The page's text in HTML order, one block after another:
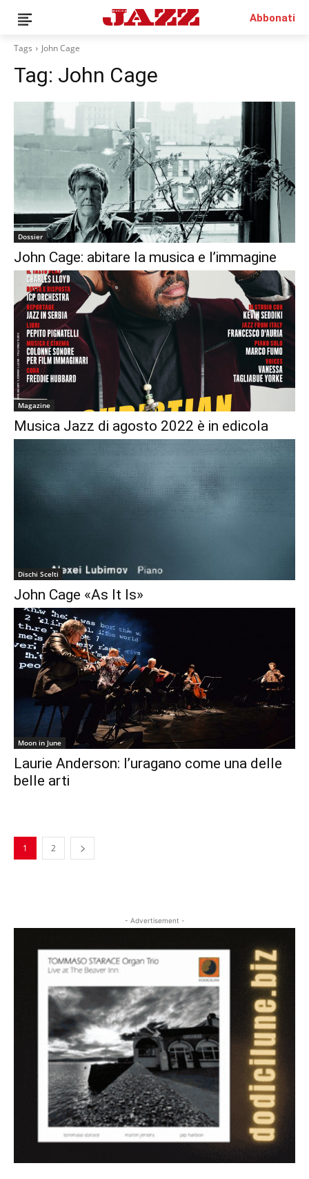
QUESTO È UN CONTENUTO PREMIUM! ABBONATI!
SE SEI GIÀ ABBONATO ACCEDI CON LA TUA USER E
PASSWORD!
Abbonati
Tags John Cage
Tag: John Cage
Dossier
John Cage: abitare la musica e l’immagine
Magazine
Musica Jazz di agosto 2022 è in edicola
Dischi Scelti
John Cage «As It Is»
Moon in June
Laurie Anderson: l’uragano come una delle
belle arti
1 2
- Advertisement -